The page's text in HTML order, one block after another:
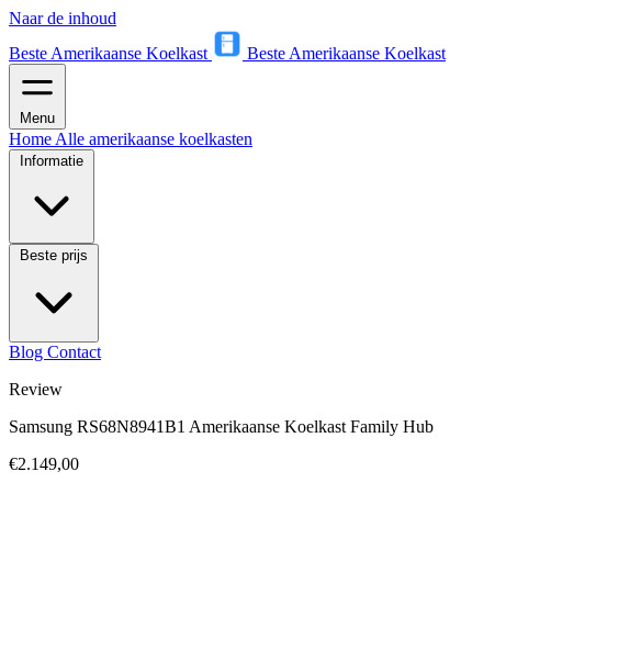
Naar de inhoud
Beste Amerikaanse Koelkast
Beste Amerikaanse Koelkast
Menu
Home Alle amerikaanse koelkasten
Informatie
Beste prijs
Blog Contact
Review
Samsung RS68N8941B1 Amerikaanse Koelkast Family Hub
€2.149,00